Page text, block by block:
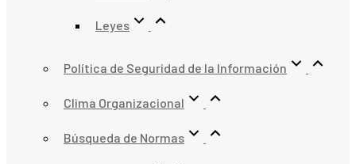
Leyes
Política de Seguridad de la Información
Clima Organizacional
Búsqueda de Normas